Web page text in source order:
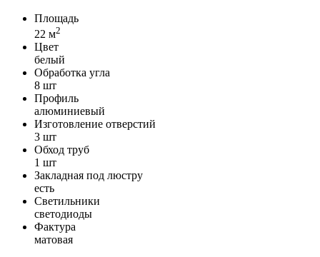
Площадь
22 м2
Цвет
белый
Обработка угла
8 шт
Профиль
алюминиевый
Изготовление отверстий
3 шт
Обход труб
1 шт
Закладная под люстру
есть
Светильники
светодиоды
Фактура
матовая